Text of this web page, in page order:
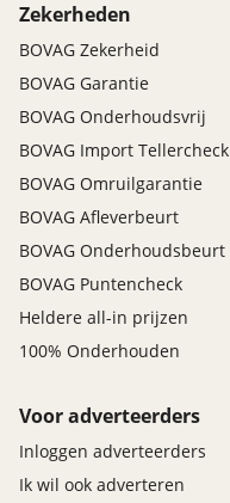
Zekerheden
BOVAG Zekerheid
BOVAG Garantie
BOVAG Onderhoudsvrij
BOVAG Import Tellercheck
BOVAG Omruilgarantie
BOVAG Afleverbeurt
BOVAG Onderhoudsbeurt
BOVAG Puntencheck
Heldere all-in prijzen
100% Onderhouden
Voor adverteerders
Inloggen adverteerders
Ik wil ook adverteren